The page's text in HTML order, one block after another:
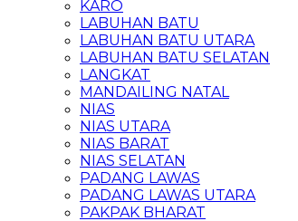
KARO
LABUHAN BATU
LABUHAN BATU UTARA
LABUHAN BATU SELATAN
LANGKAT
MANDAILING NATAL
NIAS
NIAS UTARA
NIAS BARAT
NIAS SELATAN
PADANG LAWAS
PADANG LAWAS UTARA
PAKPAK BHARAT